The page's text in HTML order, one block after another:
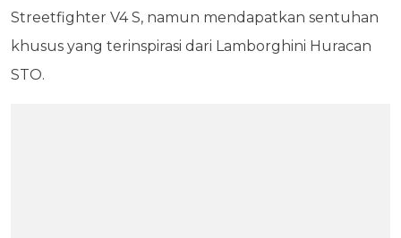
Streetfighter V4 S, namun mendapatkan sentuhan
khusus yang terinspirasi dari Lamborghini Huracan
STO.